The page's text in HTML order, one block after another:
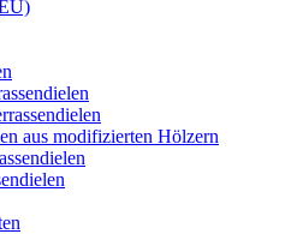
aus modifizierten Hölzern